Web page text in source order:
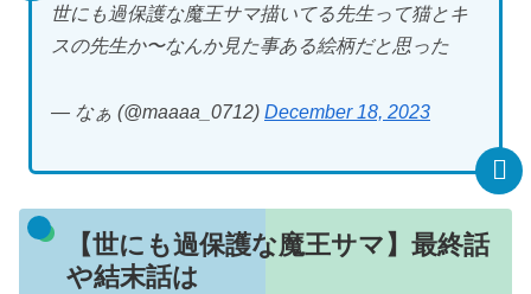
世にも過保護な魔王サマ描いてる先生って猫とキ
スの先生か〜なんか見た事ある絵柄だと思った
— なぁ (@maaaa_0712) December 18, 2023
【世にも過保護な魔王サマ】最終話
や結末話は